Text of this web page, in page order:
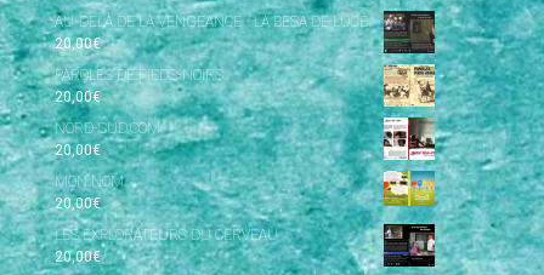
AU-DELÀ DE LA VENGEANCE - LA BESA DE LUCE
20,00€
PAROLES DE PIEDS-NOIRS
20,00€
NORD-SUD.COM
20,00€
MON NOM
20,00€
LES EXPLORATEURS DU CERVEAU
20,00€